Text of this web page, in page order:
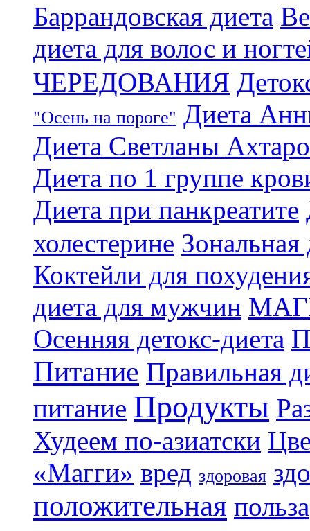
Баррандовская диета
диета для волос и
ЧЕРЕДОВАНИЯ
"Осень на пороге" Диета
Диета Светланы
Диета по 1 группе
Диета при панкреатите
холестерине Зональная
Коктейли для
диета для мужчин
Осенняя детокс-диета
Питание Правильная
питание Продукты
Худеем по-азиатски
«Магги» вред здоровая
положительная польза